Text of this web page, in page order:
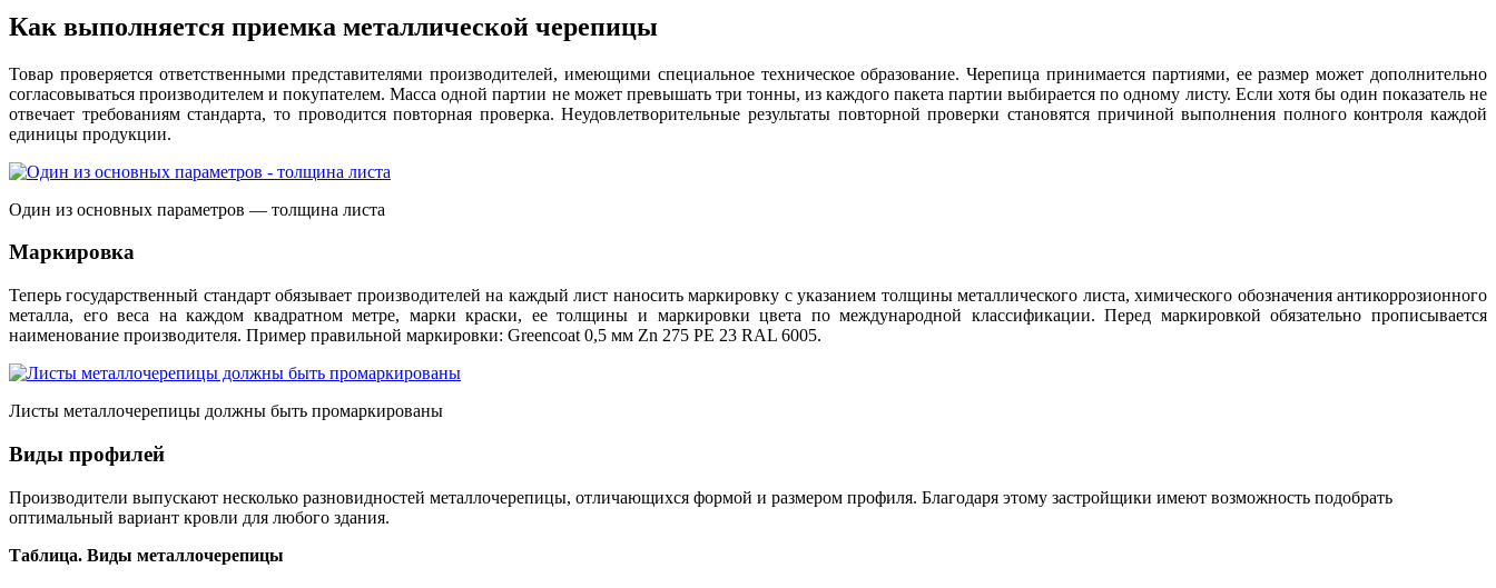
Как выполняется приемка металлической черепицы
Товар проверяется ответственными представителями производителей, имеющими специальное техническое образование. Черепица принимается партиями, ее размер может дополнительно
согласовываться производителем и покупателем. Масса одной партии не может превышать три тонны, из каждого пакета партии выбирается по одному листу. Если хотя бы один показатель не
отвечает требованиям стандарта, то проводится повторная проверка. Неудовлетворительные результаты повторной проверки становятся причиной выполнения полного контроля каждой
единицы продукции.
Один из основных параметров — толщина листа
Маркировка
Теперь государственный стандарт обязывает производителей на каждый лист наносить маркировку с указанием толщины металлического листа, химического обозначения антикоррозионного
металла, его веса на каждом квадратном метре, марки краски, ее толщины и маркировки цвета по международной классификации. Перед маркировкой обязательно прописывается
наименование производителя. Пример правильной маркировки: Greencoat 0,5 мм Zn 275 РЕ 23 RAL 6005.
Листы металлочерепицы должны быть промаркированы
Виды профилей
Производители выпускают несколько разновидностей металлочерепицы, отличающихся формой и размером профиля. Благодаря этому застройщики имеют возможность подобрать
оптимальный вариант кровли для любого здания.
Таблица. Виды металлочерепицы